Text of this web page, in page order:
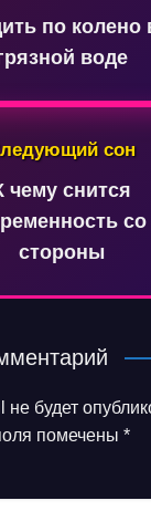
по колено
воде
сон
чему снится
со
стороны
будет
помечены *